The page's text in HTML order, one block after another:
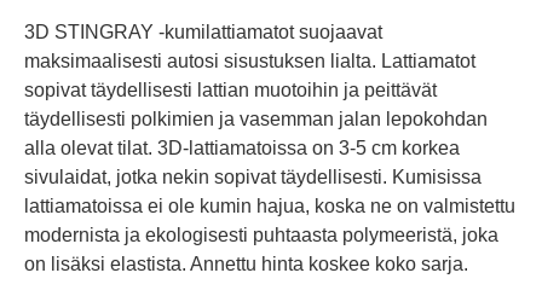
3D STINGRAY -kumilattiamatot suojaavat
maksimaalisesti autosi sisustuksen lialta. Lattiamatot
sopivat täydellisesti lattian muotoihin ja peittävät
täydellisesti polkimien ja vasemman jalan lepokohdan
alla olevat tilat. 3D-lattiamatoissa on 3-5 cm korkea
sivulaidat, jotka nekin sopivat täydellisesti. Kumisissa
lattiamatoissa ei ole kumin hajua, koska ne on valmistettu
modernista ja ekologisesti puhtaasta polymeeristä, joka
on lisäksi elastista. Annettu hinta koskee koko sarja.